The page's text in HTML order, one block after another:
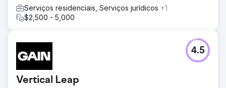
Serviços residenciais, Serviços jurídicos +1
$2,500 - 5,000
Vertical Leap
4.5